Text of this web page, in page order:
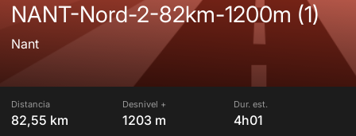
NANT-Nord-2-82km-1200m (1)
Nant
Distancia
82,55 km
Desnivel +
1203 m
Dur. est.
4h01